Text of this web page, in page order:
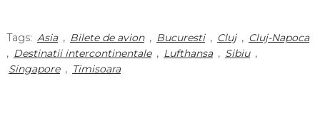
Tags: Asia , Bilete de avion , Bucuresti , Cluj , Cluj-Napoca
, Destinatii intercontinentale , Lufthansa , Sibiu ,
Singapore , Timisoara